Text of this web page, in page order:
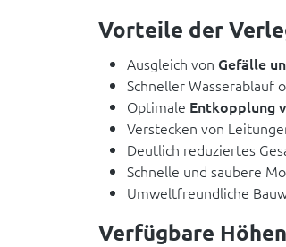
Vorteile der
Ausgleich von Gefälle
Schneller Wasserablauf
Optimale Entkopplung
Verstecken von
Deutlich reduziertes
Schnelle und saubere
Umweltfreundliche
Verfügbare